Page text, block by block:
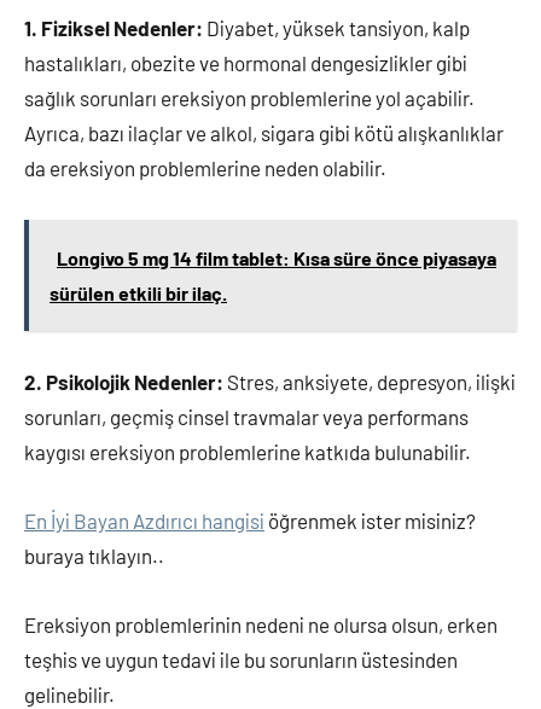
1. Fiziksel Nedenler: Diyabet, yüksek tansiyon, kalp
hastalıkları, obezite ve hormonal dengesizlikler gibi
sağlık sorunları ereksiyon problemlerine yol açabilir.
Ayrıca, bazı ilaçlar ve alkol, sigara gibi kötü alışkanlıklar
da ereksiyon problemlerine neden olabilir.
Longivo 5 mg 14 film tablet: Kısa süre önce piyasaya
sürülen etkili bir ilaç.
2. Psikolojik Nedenler: Stres, anksiyete, depresyon, ilişki
sorunları, geçmiş cinsel travmalar veya performans
kaygısı ereksiyon problemlerine katkıda bulunabilir.
En İyi Bayan Azdırıcı hangisi öğrenmek ister misiniz?
buraya tıklayın..
Ereksiyon problemlerinin nedeni ne olursa olsun, erken
teşhis ve uygun tedavi ile bu sorunların üstesinden
gelinebilir.